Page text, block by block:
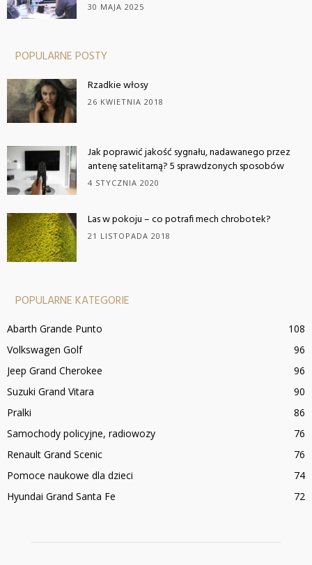
30 MAJA 2025
POPULARNE POSTY
Rzadkie włosy
26 KWIETNIA 2018
Jak poprawić jakość sygnału, nadawanego przez
antenę satelitarną? 5 sprawdzonych sposobów
4 STYCZNIA 2020
Las w pokoju – co potrafi mech chrobotek?
21 LISTOPADA 2018
POPULARNE KATEGORIE
Abarth Grande Punto
108
Volkswagen Golf
96
Jeep Grand Cherokee
96
Suzuki Grand Vitara
90
Pralki
86
Samochody policyjne, radiowozy
76
Renault Grand Scenic
76
Pomoce naukowe dla dzieci
74
Hyundai Grand Santa Fe
72